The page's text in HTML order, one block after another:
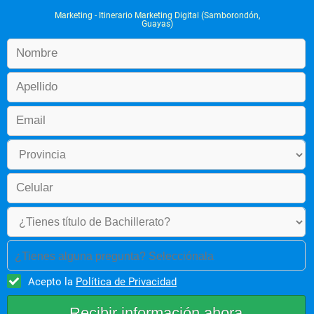
los resultados en la optimización del proceso de
Adaptar conocimientos en el manejo y desarrollo de
proyectos de diseño, publicidad y marketing.
Perfil de Egreso
El egresado de la carrera de
Marketing - Mercadotecnia
comercialización, así como ventas de bienes y servicios de
cualquier empresa.
Dirigir la comunicación institucional y su impacto dentro y
Identificar características valoradas en los mercados para
el desarrollo de nuevos productos o introducción de
Gestionar sus propios proyectos de marketing como
asesor y consultor dentro de cualquier organización.
Marketing - Itinerario Marketing Digital (Samborondón,
Guayas)
¿Tienes alguna pregunta? Selecciónala
Acepto la Política de Privacidad